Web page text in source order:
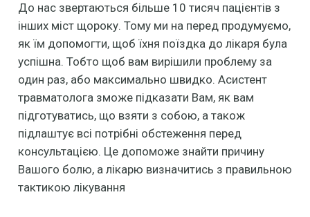
До нас звертаються більше 10 тисяч пацієнтів з
інших міст щороку. Тому ми на перед продумуємо,
як їм допомогти, щоб їхня поїздка до лікаря була
успішна. Тобто щоб вам вирішили проблему за
один раз, або максимально швидко. Асистент
травматолога зможе підказати Вам, як вам
підготуватись, що взяти з собою, а також
підлаштує всі потрібні обстеження перед
консультацією. Це допоможе знайти причину
Вашого болю, а лікарю визначитись з правильною
тактикою лікування